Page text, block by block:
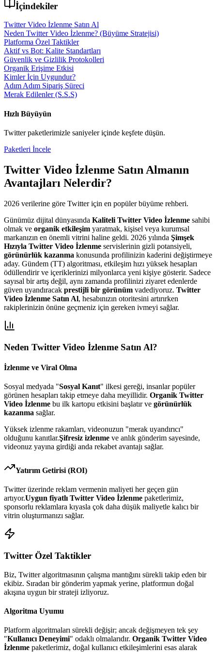
İçindekiler
Twitter Video İzlenme Satın Al
Neden Twitter Video İzlenme? (Büyüme Stratejisi)
Platforma Özel Taktikler
Aktif vs Bot: Kalite Standartları
Güvenlik ve Gizlilik Protokolleri
Organik Erişime Etkisi
Kimler İçin Uygundur?
Adım Adım Sipariş Süreci
Merak Edilenler (S.S.S)
Hızlı Büyüyün
Twitterpaketlerimizle saniyeler içinde keşfete düşün.
Paketleri İncele
Twitter Video İzlenme Satın Almanın
Avantajları Nelerdir?
2026 verilerine göre Twitteriçin en popüler büyüme rehberi.
Günümüz dijital dünyasında Kaliteli Twitter Video İzlenme sahibi
olmak ve organik etkileşim yaratmak, kişisel veya kurumsal
markanızın en önemli vitrini haline geldi. 2026 yılında Şimşek
Hızıyla Twitter Video İzlenme servislerinin gizli potansiyeli,
görünürlük kazanma konusunda profilinizin kaderini değiştirmeye
aday. Gündem (TT) algoritması, etkileşim hızı yüksek hesapları
ödüllendirir ve içeriklerinizi milyonlarca yeni kişiye gösterir. Sadece
sayısal bir artış değil, aynı zamanda profilinizi ziyaret edenlerde
güven uyandıracak prestijli bir görünüm vadediyoruz. Twitter
Video İzlenme Satın Al, hesabınızın otoritesini artırırken
rakiplerinizin önüne geçmeniz için gereken ivmeyi sağlar.
Neden Twitter Video İzlenme Satın Al?
İzlenme ve Viral Olma
Sosyal medyada "Sosyal Kanıt" ilkesi gereği, insanlar popüler
görünen hesapları takip etmeye daha meyillidir. Organik Twitter
Video İzlenme bu ilk kartopu etkisini başlatır ve görünürlük
kazanma sağlar.
Yüksek izlenme rakamları, videonuzun "merak uyandırıcı"
olduğunu kanıtlar.Şifresiz izlenme ve anlık gönderim sayesinde,
videonuz yayına girdiği anda rekabet avantajı sağlar.
Yatırım Getirisi (ROI)
Twitterüzerinde reklam vermenin maliyeti her geçen gün
artıyor.Uygun fiyatlıTwitter Video İzlenme paketlerimiz,
sponsorlu reklamlara kıyasla çok daha düşük maliyetle kalıcı bir
vitrin oluşturmanızı sağlar.
Twitter Özel Taktikler
Biz, Twitteralgoritmasının çalışma mantığını sürekli takip eden bir
ekibiz. Sıradan bir gönderim yapmak yerine, platformun doğal
akışına uygun bir strateji izliyoruz.
Algoritma Uyumu
Platform algoritmaları sürekli değişir; ancak değişmeyen tek şey
"Kullanıcı Deneyimi" odaklı olmalarıdır. Organik Twitter Video
İzlenme paketlerimiz, doğal kullanıcı etkileşimlerini esas alarak